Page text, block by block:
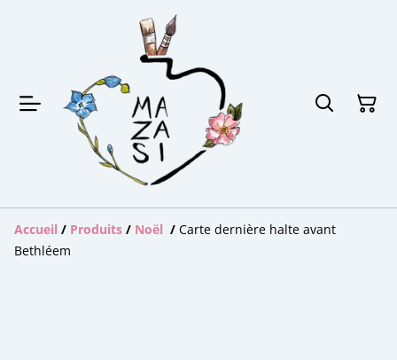
Accueil / Produits / Noël / Carte dernière halte avant
Bethléem